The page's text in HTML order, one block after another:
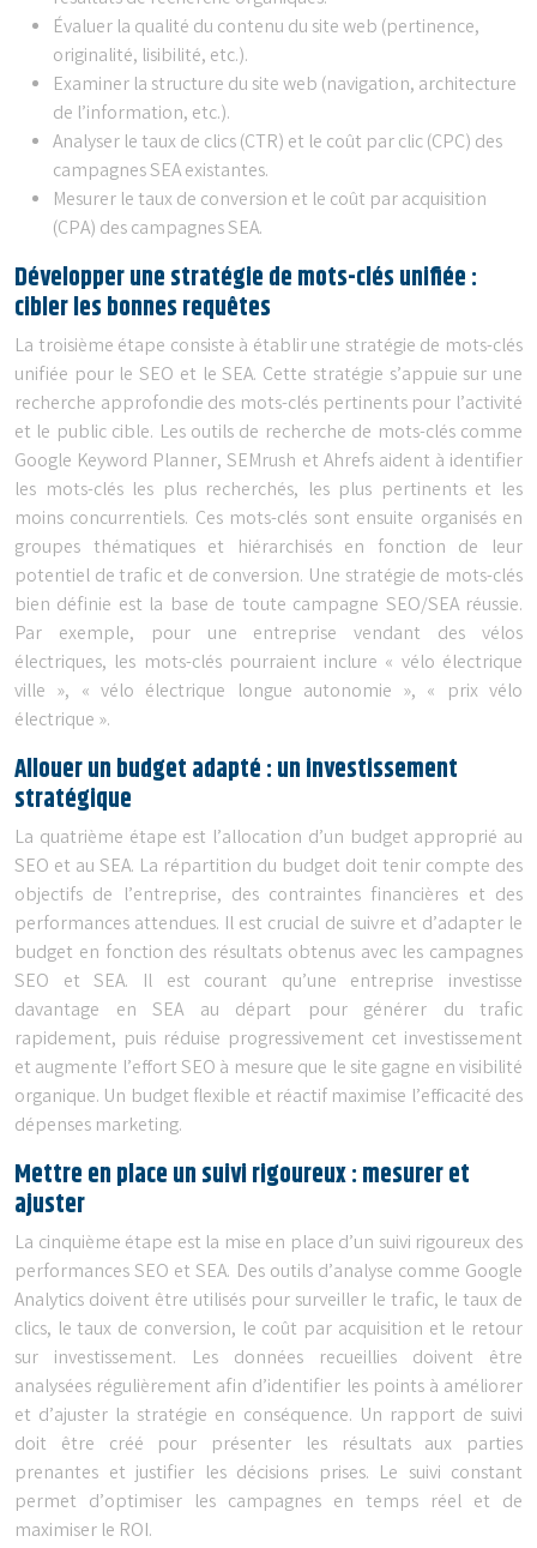
Évaluer la qualité du contenu du site web (pertinence,
originalité, lisibilité, etc.).
Examiner la structure du site web (navigation, architecture
de l’information, etc.).
Analyser le taux de clics (CTR) et le coût par clic (CPC) des
campagnes SEA existantes.
Mesurer le taux de conversion et le coût par acquisition
(CPA) des campagnes SEA.
Développer une stratégie de mots-clés unifiée :
cibler les bonnes requêtes
La troisième étape consiste à établir une stratégie de mots-clés
unifiée pour le SEO et le SEA. Cette stratégie s’appuie sur une
recherche approfondie des mots-clés pertinents pour l’activité
et le public cible. Les outils de recherche de mots-clés comme
Google Keyword Planner, SEMrush et Ahrefs aident à identifier
les mots-clés les plus recherchés, les plus pertinents et les
moins concurrentiels. Ces mots-clés sont ensuite organisés en
groupes thématiques et hiérarchisés en fonction de leur
potentiel de trafic et de conversion. Une stratégie de mots-clés
bien définie est la base de toute campagne SEO/SEA réussie.
Par exemple, pour une entreprise vendant des vélos
électriques, les mots-clés pourraient inclure « vélo électrique
ville », « vélo électrique longue autonomie », « prix vélo
électrique ».
Allouer un budget adapté : un investissement
stratégique
La quatrième étape est l’allocation d’un budget approprié au
SEO et au SEA. La répartition du budget doit tenir compte des
objectifs de l’entreprise, des contraintes financières et des
performances attendues. Il est crucial de suivre et d’adapter le
budget en fonction des résultats obtenus avec les campagnes
SEO et SEA. Il est courant qu’une entreprise investisse
davantage en SEA au départ pour générer du trafic
rapidement, puis réduise progressivement cet investissement
et augmente l’effort SEO à mesure que le site gagne en visibilité
organique. Un budget flexible et réactif maximise l’efficacité des
dépenses marketing.
Mettre en place un suivi rigoureux : mesurer et
ajuster
La cinquième étape est la mise en place d’un suivi rigoureux des
performances SEO et SEA. Des outils d’analyse comme Google
Analytics doivent être utilisés pour surveiller le trafic, le taux de
clics, le taux de conversion, le coût par acquisition et le retour
sur investissement. Les données recueillies doivent être
analysées régulièrement afin d’identifier les points à améliorer
et d’ajuster la stratégie en conséquence. Un rapport de suivi
doit être créé pour présenter les résultats aux parties
prenantes et justifier les décisions prises. Le suivi constant
permet d’optimiser les campagnes en temps réel et de
maximiser le ROI.